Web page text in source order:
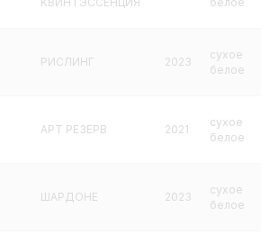
РИСЛИНГ 2023
сухое
белое
АРТ РЕЗЕРВ 2021
сухое
белое
ШАРДОНЕ 2023
сухое
белое